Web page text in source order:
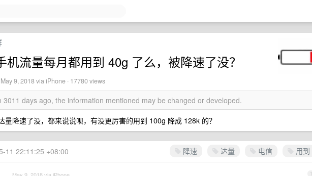
机流量每月都用到 40g 了么，被降速了没？
May 9, 2018via iPhone · 17780 views
3011 days ago, the information mentioned may be changed or developed.
量降速了没，都来说说呗，有没更厉害的用到 100g 降成 128k 的？
降速 达量 电信 用到
11 22:11:25 +08:00
1